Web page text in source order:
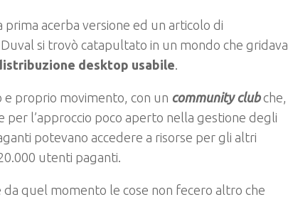
acerba versione ed un articolo di
si trovò catapultato in un mondo che gridava
desktop usabile.
e proprio movimento, con un community clubche,
l’approccio poco aperto nella gestione degli
potevano accedere a risorse per gli altri
utenti paganti.
da quel momento le cose non fecero altro che